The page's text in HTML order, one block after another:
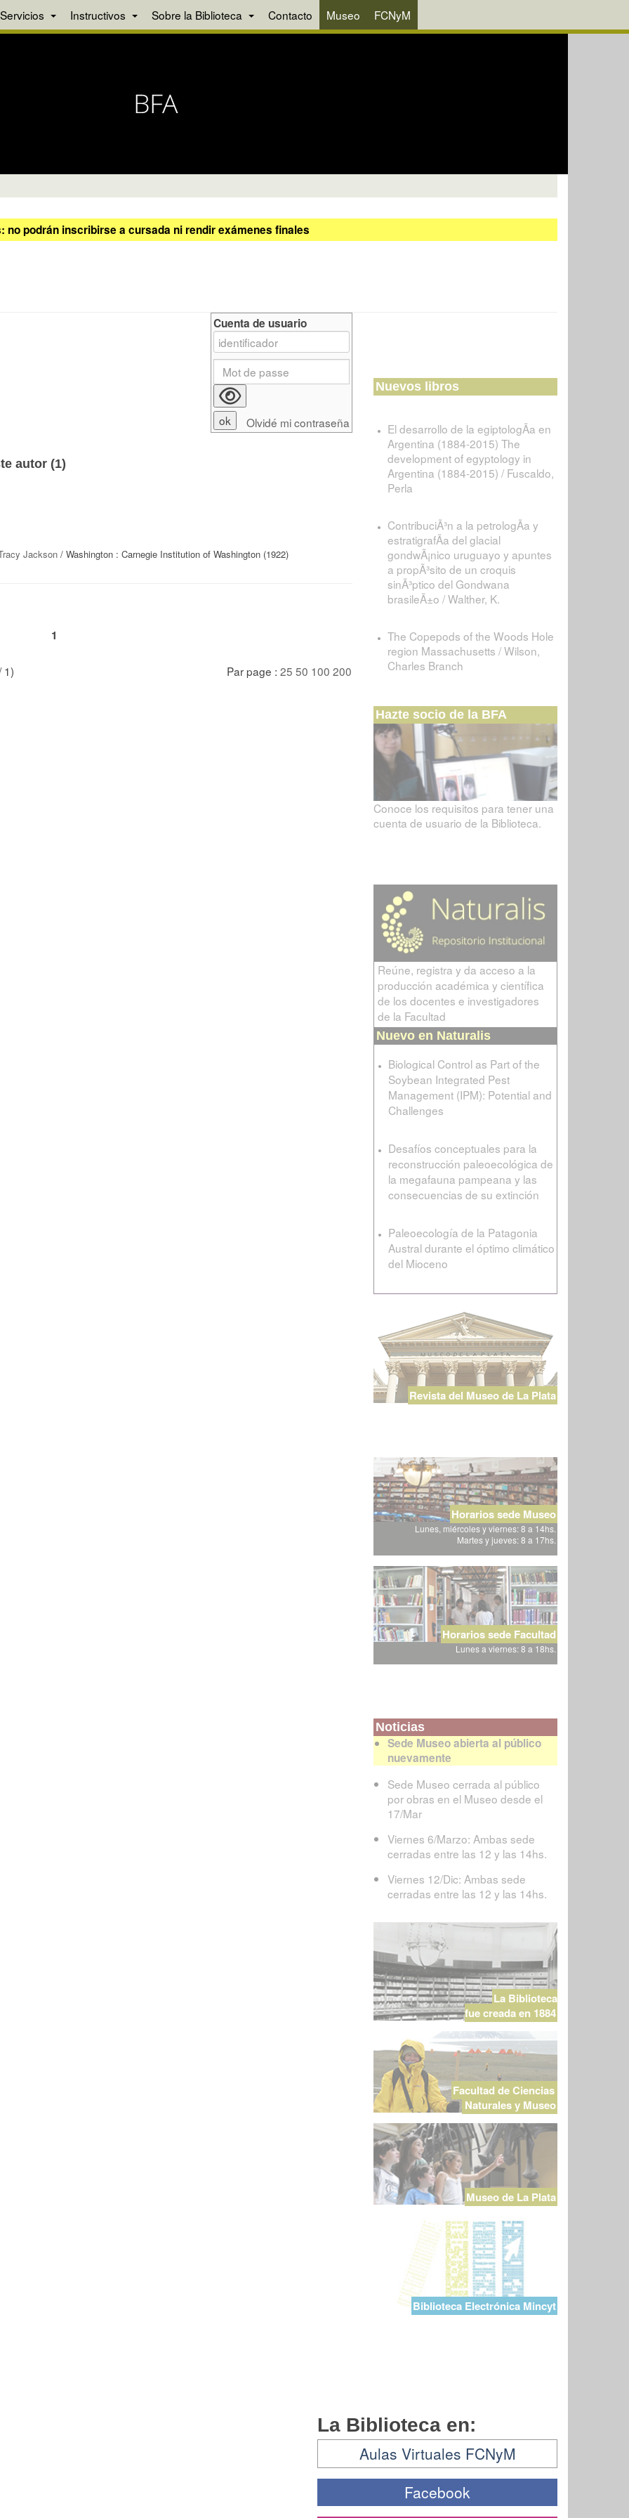
Servicios Instructivos Sobre la Biblioteca Contacto Museo FCNyM
podrán inscribirse a cursada ni rendir exámenes finales
autor (1)
Jackson / Washington : Carnegie Institution of Washington (1922)
1
1) Par page : 25 50 100 200
Cuenta de usuario
Olvidé mi contraseña
Nuevos libros
El desarrollo de la egiptologÃ­a en
Argentina (1884-2015) The
development of egyptology in
Argentina (1884-2015) / Fuscaldo,
Perla
ContribuciÃ³n a la petrologÃ­a y
estratigrafÃ­a del glacial
gondwÃ¡nico uruguayo y apuntes
a propÃ³sito de un croquis
sinÃ³ptico del Gondwana
brasileÃ±o / Walther, K.
The Copepods of the Woods Hole
region Massachusetts / Wilson,
Charles Branch
Hazte socio de la BFA
Conoce los requisitos para tener una
cuenta de usuario de la Biblioteca.
Reúne, registra y da acceso a la
producción académica y científica
de los docentes e investigadores
de la Facultad
Nuevo en Naturalis
Biological Control as Part of the
Soybean Integrated Pest
Management (IPM): Potential and
Challenges
Desafíos conceptuales para la
reconstrucción paleoecológica de
la megafauna pampeana y las
consecuencias de su extinción
Paleoecología de la Patagonia
Austral durante el óptimo climático
del Mioceno
Revista del Museo de La Plata
Horarios sede Museo
Lunes, miércoles y viernes: 8 a 14hs.
Martes y jueves: 8 a 17hs.
Horarios sede Facultad
Lunes a viernes: 8 a 18hs.
Noticias
Sede Museo abierta al público
nuevamente
Sede Museo cerrada al público
por obras en el Museo desde el
17/Mar
Viernes 6/Marzo: Ambas sede
cerradas entre las 12 y las 14hs.
Viernes 12/Dic: Ambas sede
cerradas entre las 12 y las 14hs.
La Biblioteca
fue creada en 1884
Facultad de Ciencias
Naturales y Museo
Museo de La Plata
Biblioteca Electrónica Mincyt
La Biblioteca en:
Aulas Virtuales FCNyM
Facebook